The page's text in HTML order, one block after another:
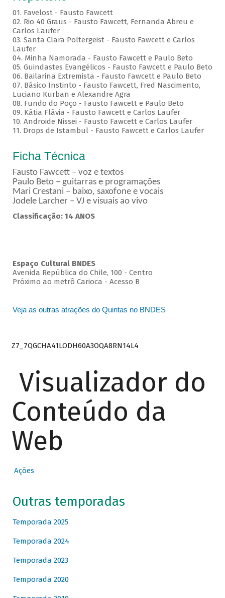
01. Favelost - Fausto Fawcett
02. Rio 40 Graus - Fausto Fawcett, Fernanda Abreu e
Carlos Laufer
03. Santa Clara Poltergeist - Fausto Fawcett e Carlos
Laufer
04. Minha Namorada - Fausto Fawcett e Paulo Beto
05. Guindastes Evangélicos - Fausto Fawcett e Paulo Beto
06. Bailarina Extremista - Fausto Fawcett e Paulo Beto
07. Básico Instinto - Fausto Fawcett, Fred Nascimento,
Luciano Kurban e Alexandre Agra
08. Fundo do Poço - Fausto Fawcett e Paulo Beto
09. Kátia Flávia - Fausto Fawcett e Carlos Laufer
10. Androide Nissei - Fausto Fawcett e Carlos Laufer
11. Drops de Istambul - Fausto Fawcett e Carlos Laufer
Ficha Técnica
Fausto Fawcett – voz e textos
Paulo Beto – guitarras e programações
Mari Crestani – baixo, saxofone e vocais
Jodele Larcher – VJ e visuais ao vivo
Classificação: 14 ANOS
Espaço Cultural BNDES
Avenida República do Chile, 100 - Centro
Próximo ao metrô Carioca - Acesso B
Veja as outras atrações do Quintas no BNDES
Z7_7QGCHA41LODH60A3OQA8RN14L4
Visualizador do
Conteúdo da
Web
Ações
Outras temporadas
Temporada 2025
Temporada 2024
Temporada 2023
Temporada 2020